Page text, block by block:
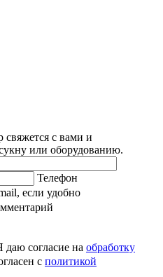
с вами и
или оборудованию.
Телефон
если удобно
даю согласие на обработку
с политикой